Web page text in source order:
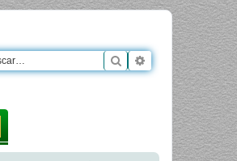
Buscar Búsqueda